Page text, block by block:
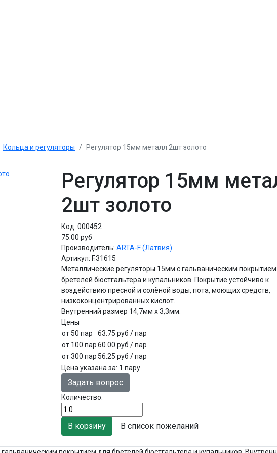
Кольца и регуляторы Регулятор 15мм металл 2шт золото
Регулятор 15мм
2шт золото
Код:000452
75.00 руб
Производитель:ARTA-F (Латвия)
Артикул:F.31615
Металлические регуляторы 15мм с гальваническим
бретелей бюстгальтера и купальников. Покрытие устойчиво к
воздействию пресной и солёной воды, пота, моющих средств,
низкоконцентрированных кислот.
Внутренний размер 14,7мм х 3,3мм.
Цены
от 50 пар
63.75 руб/ пар
от 100 пар 60.00 руб/ пар
от 300 пар 56.25 руб/ пар
Цена указана за: 1 пару
Задать вопрос
Количество:
В список пожеланий